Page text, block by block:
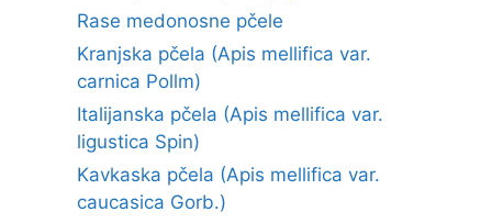
Rase medonosne pčele
Kranjska pčela (Apis mellifica var.
carnica Pollm)
Italijanska pčela (Apis mellifica var.
ligustica Spin)
Kavkaska pčela (Apis mellifica var.
caucasica Gorb.)